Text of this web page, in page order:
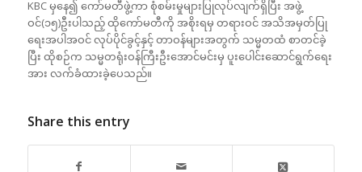
KBC မှနေ၍ ကော်မတီဖွဲ့ကာ စုံစမ်းမှုများပြုလုပ်လျက်ရှိပြီး အဖွဲ့
ဝင်(၁၅)ဦးပါသည့် ထိုကော်မတီကို အစိုးရမှ တရားဝင် အသိအမှတ်ပြု
ရေးအပါအဝင် လုပ်ပိုင်ခွင့်နှင့် တာဝန်များအတွက် သမ္မတထံ စာတင်ခဲ့
ပြီး ထိုစဉ်က သမ္မတရုံးဝန်ကြီးဦးအောင်မင်းမှ ပူးပေါင်းဆောင်ရွက်ရေး
အား လက်ခံထားခဲ့ပေသည်။
Share this entry